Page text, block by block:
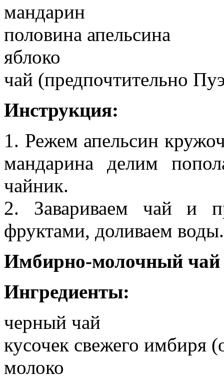
мандарин
половина апельсина
яблоко
чай (предпочтительно
Инструкция:
1. Режем апельсин
мандарина делим
чайник.
2. Завариваем чай и
фруктами, доливаем воды.
Имбирно-молочный чай
Ингредиенты:
черный чай
кусочек свежего имбиря
молоко